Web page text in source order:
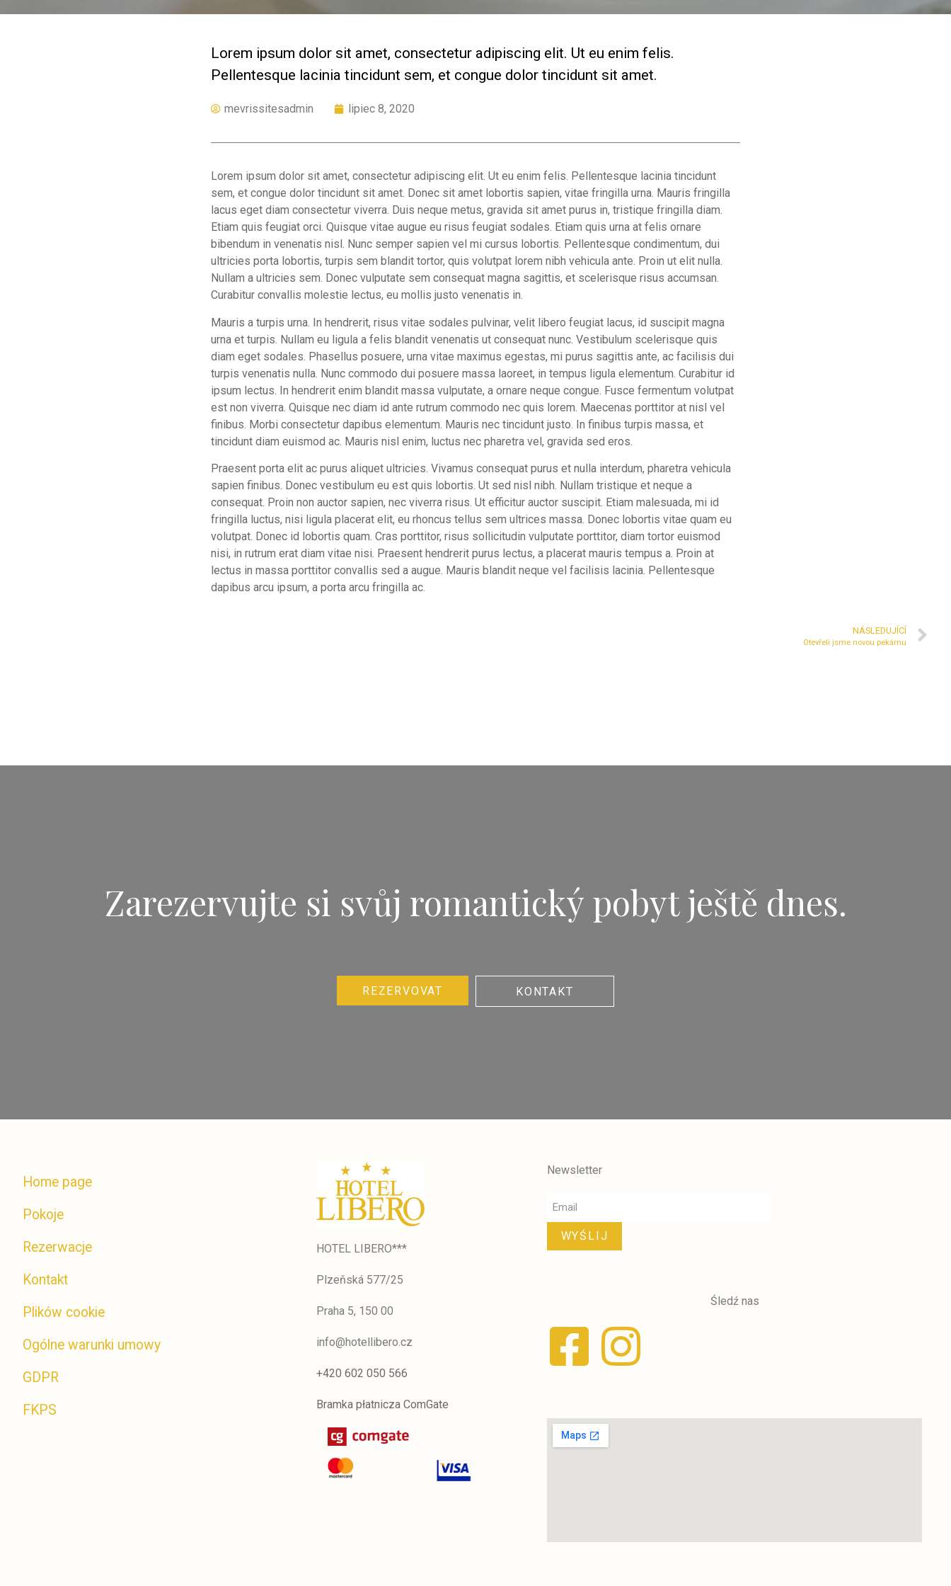
Lorem ipsum dolor sit amet, consectetur adipiscing elit. Ut eu enim felis.
Pellentesque lacinia tincidunt sem, et congue dolor tincidunt sit amet.
mevrissitesadmin lipiec 8, 2020
Lorem ipsum dolor sit amet, consectetur adipiscing elit. Ut eu enim felis. Pellentesque lacinia tincidunt
sem, et congue dolor tincidunt sit amet. Donec sit amet lobortis sapien, vitae fringilla urna. Mauris fringilla
lacus eget diam consectetur viverra. Duis neque metus, gravida sit amet purus in, tristique fringilla diam.
Etiam quis feugiat orci. Quisque vitae augue eu risus feugiat sodales. Etiam quis urna at felis ornare
bibendum in venenatis nisl. Nunc semper sapien vel mi cursus lobortis. Pellentesque condimentum, dui
ultricies porta lobortis, turpis sem blandit tortor, quis volutpat lorem nibh vehicula ante. Proin ut elit nulla.
Nullam a ultricies sem. Donec vulputate sem consequat magna sagittis, et scelerisque risus accumsan.
Curabitur convallis molestie lectus, eu mollis justo venenatis in.
Mauris a turpis urna. In hendrerit, risus vitae sodales pulvinar, velit libero feugiat lacus, id suscipit magna
urna et turpis. Nullam eu ligula a felis blandit venenatis ut consequat nunc. Vestibulum scelerisque quis
diam eget sodales. Phasellus posuere, urna vitae maximus egestas, mi purus sagittis ante, ac facilisis dui
turpis venenatis nulla. Nunc commodo dui posuere massa laoreet, in tempus ligula elementum. Curabitur id
ipsum lectus. In hendrerit enim blandit massa vulputate, a ornare neque congue. Fusce fermentum volutpat
est non viverra. Quisque nec diam id ante rutrum commodo nec quis lorem. Maecenas porttitor at nisl vel
finibus. Morbi consectetur dapibus elementum. Mauris nec tincidunt justo. In finibus turpis massa, et
tincidunt diam euismod ac. Mauris nisl enim, luctus nec pharetra vel, gravida sed eros.
Praesent porta elit ac purus aliquet ultricies. Vivamus consequat purus et nulla interdum, pharetra vehicula
sapien finibus. Donec vestibulum eu est quis lobortis. Ut sed nisl nibh. Nullam tristique et neque a
consequat. Proin non auctor sapien, nec viverra risus. Ut efficitur auctor suscipit. Etiam malesuada, mi id
fringilla luctus, nisi ligula placerat elit, eu rhoncus tellus sem ultrices massa. Donec lobortis vitae quam eu
volutpat. Donec id lobortis quam. Cras porttitor, risus sollicitudin vulputate porttitor, diam tortor euismod
nisi, in rutrum erat diam vitae nisi. Praesent hendrerit purus lectus, a placerat mauris tempus a. Proin at
lectus in massa porttitor convallis sed a augue. Mauris blandit neque vel facilisis lacinia. Pellentesque
dapibus arcu ipsum, a porta arcu fringilla ac.
NÁSLEDUJÍCÍ
Otevřeli jsme novou pekárnu
Zarezervujte si svůj romantický pobyt ještě dnes.
REZERVOVAT KONTAKT
Home page
Pokoje
Rezerwacje
Kontakt
Plików cookie
Ogólne warunki umowy
GDPR
FKPS
HOTEL LIBERO***
Plzeňská 577/25
Praha 5, 150 00
info@hotellibero.cz
+420 602 050 566
Bramka płatnicza ComGate
Newsletter
WYŚLIJ
Śledź nas